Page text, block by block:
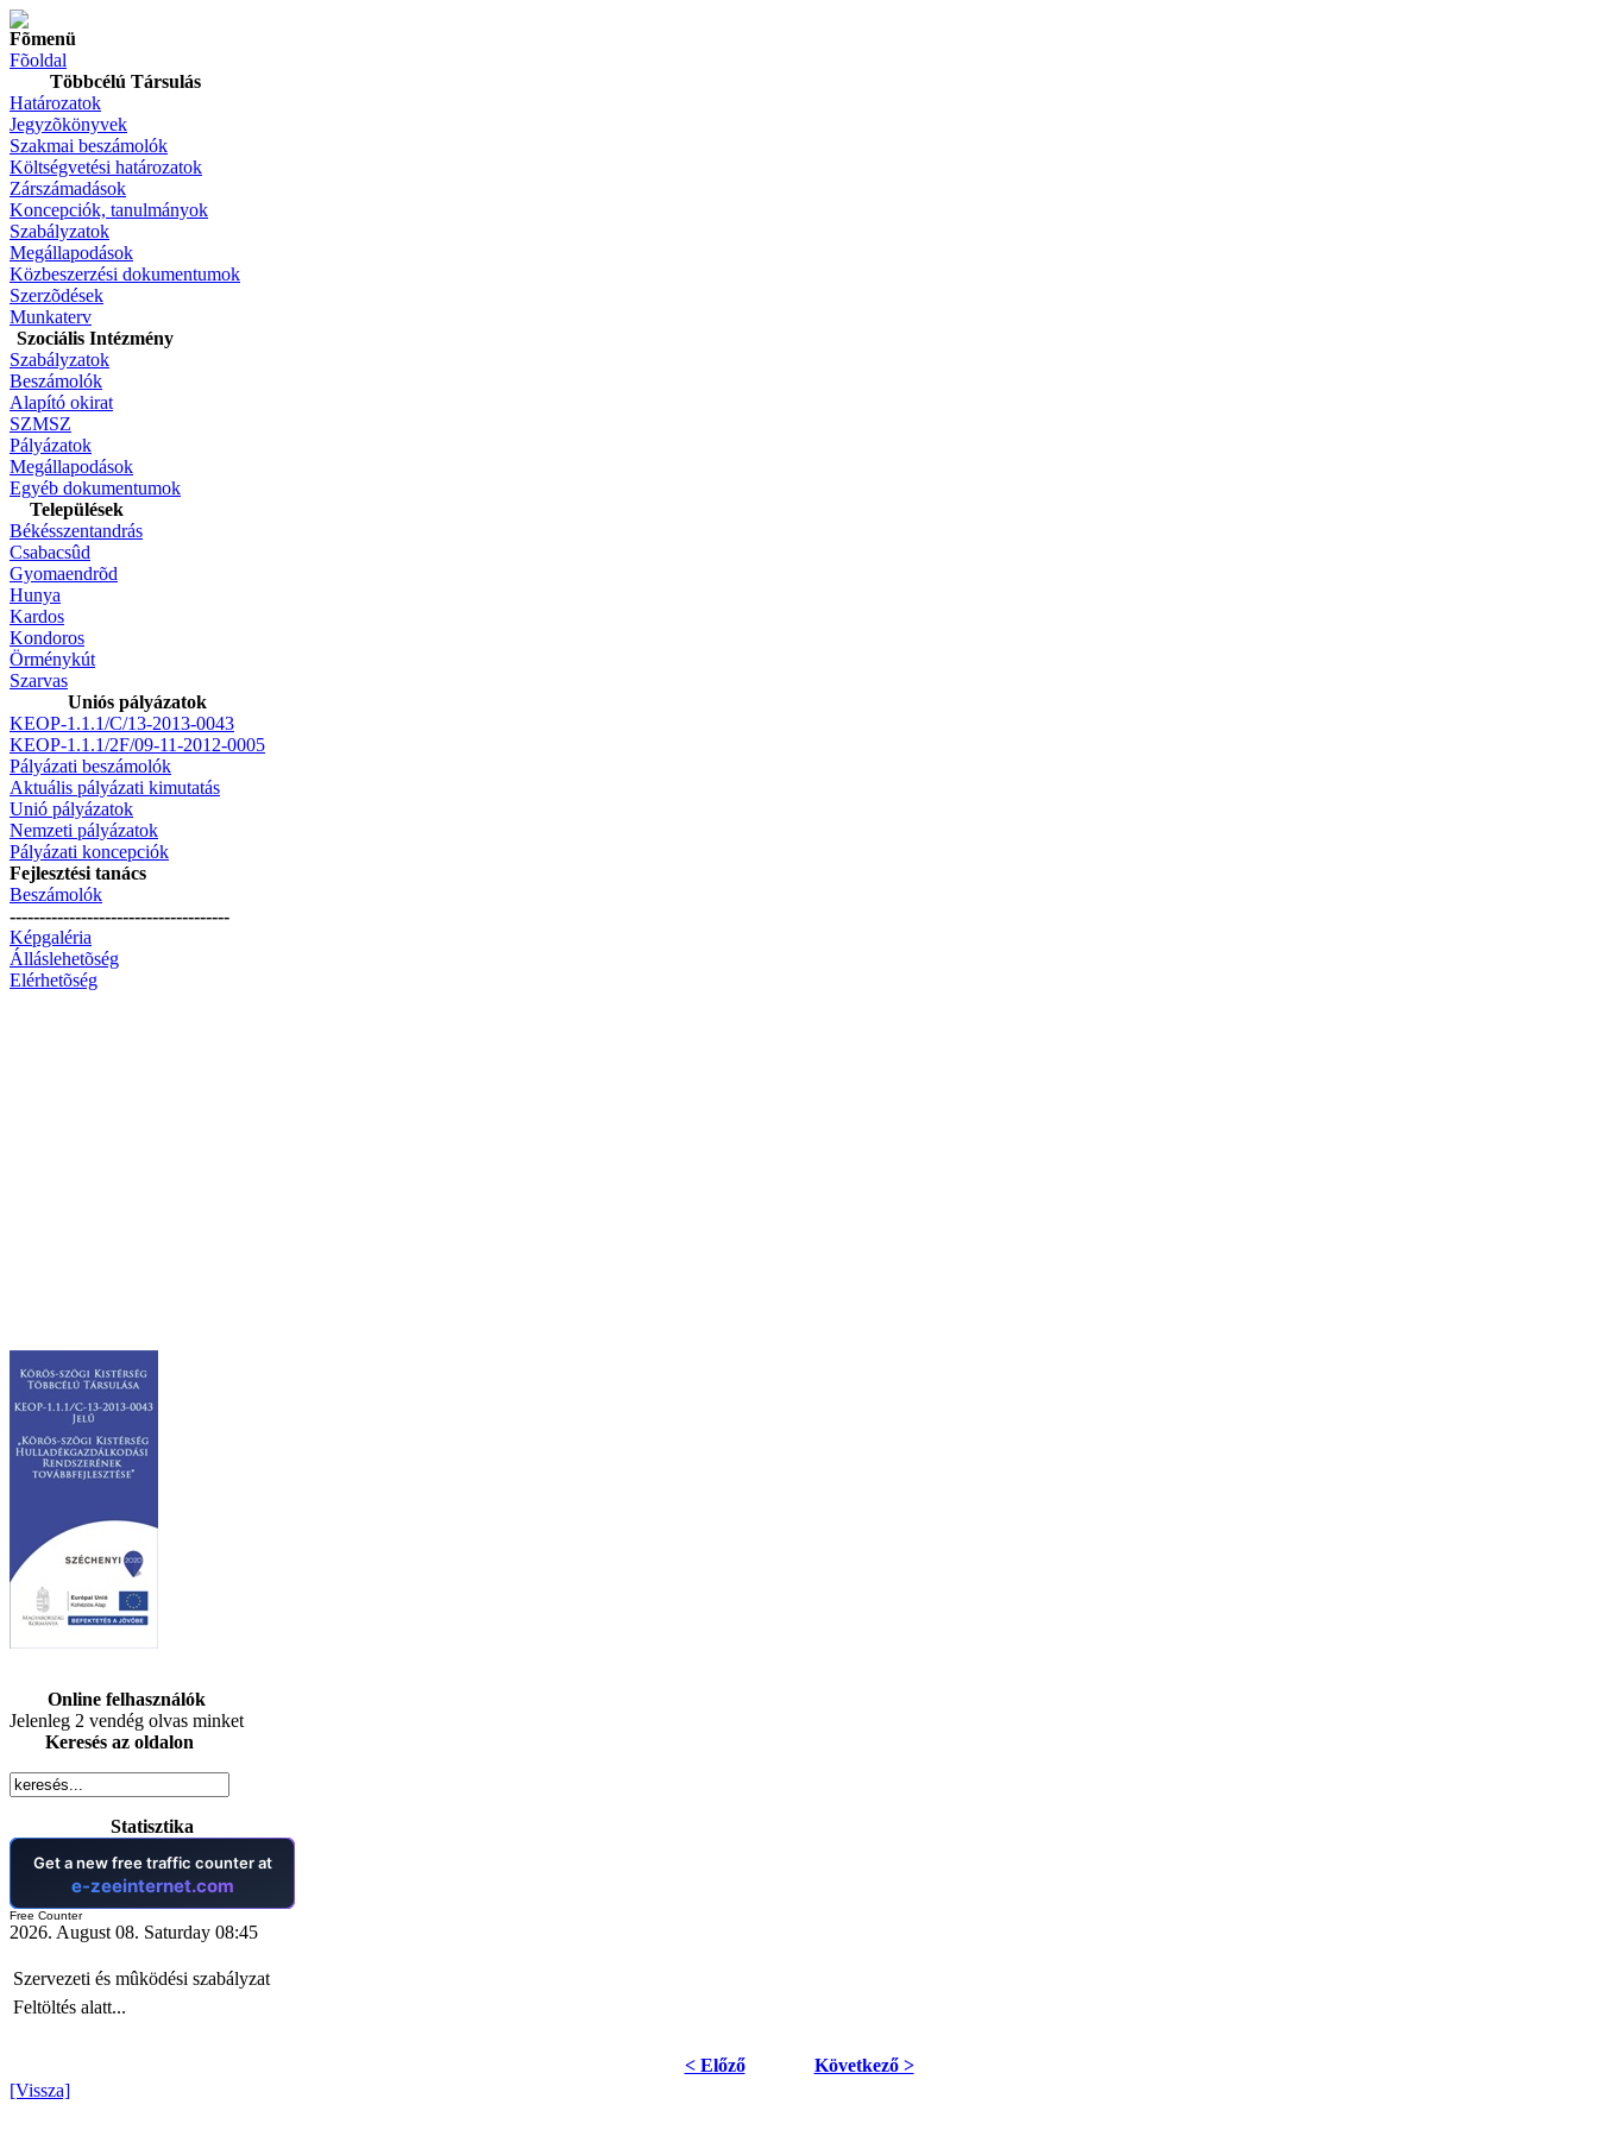
Fõmenü
Fõoldal
Többcélú Társulás
Határozatok
Jegyzõkönyvek
Szakmai beszámolók
Költségvetési határozatok
Zárszámadások
Koncepciók, tanulmányok
Szabályzatok
Megállapodások
Közbeszerzési dokumentumok
Szerzõdések
Munkaterv
Szociális Intézmény
Szabályzatok
Beszámolók
Alapító okirat
SZMSZ
Pályázatok
Megállapodások
Egyéb dokumentumok
Települések
Békésszentandrás
Csabacsûd
Gyomaendrõd
Hunya
Kardos
Kondoros
Örménykút
Szarvas
Uniós pályázatok
KEOP-1.1.1/C/13-2013-0043
KEOP-1.1.1/2F/09-11-2012-0005
Pályázati beszámolók
Aktuális pályázati kimutatás
Unió pályázatok
Nemzeti pályázatok
Pályázati koncepciók
Fejlesztési tanács
Beszámolók
-------------------------------------
Képgaléria
Álláslehetõség
Elérhetõség
Online felhasználók
Jelenleg 2 vendég olvas minket
Keresés az oldalon
Statisztika
Free Counter
2026. August 08. Saturday 08:45
Szervezeti és mûködési szabályzat
Feltöltés alatt...
< Előző
Következő >
[Vissza]